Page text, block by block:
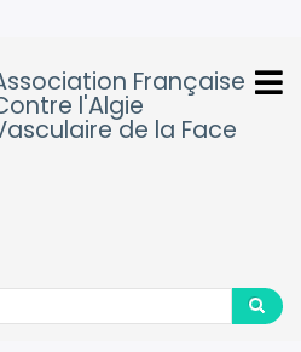
Française
l'Algie
de la Face